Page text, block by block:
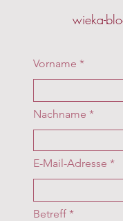
wieka-
Vorname
Nachname
E-Mail-Adresse
Betreff